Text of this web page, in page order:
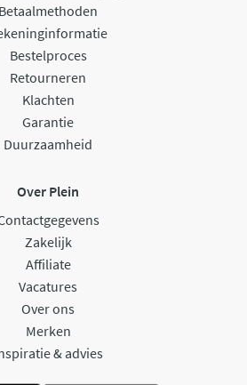
Betaalmethoden
Bestelproces
Retourneren
Klachten
Garantie
Duurzaamheid
Over Plein
Zakelijk
Affiliate
Vacatures
Over ons
Merken
& advies